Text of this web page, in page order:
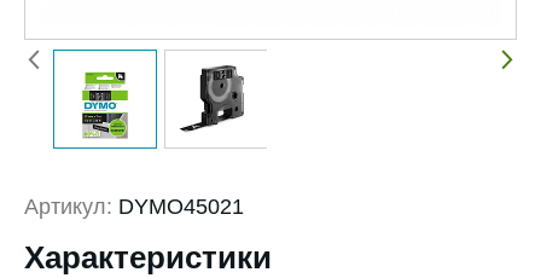
Артикул: DYMO45021
Характеристики